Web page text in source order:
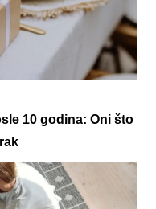
10 godina: Oni što